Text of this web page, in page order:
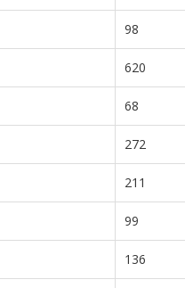
98
620
68
272
211
99
136